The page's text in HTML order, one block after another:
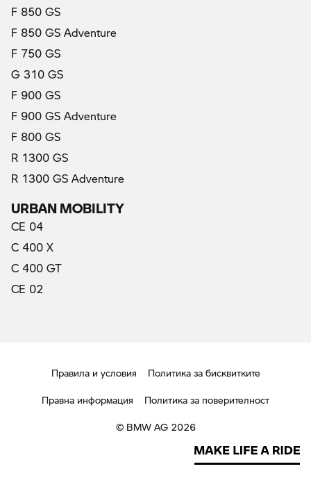
F 850 GS
F 850 GS Adventure
F 750 GS
G 310 GS
F 900 GS
F 900 GS Adventure
F 800 GS
R 1300 GS
R 1300 GS Adventure
URBAN MOBILITY
CE 04
C 400 X
C 400 GT
CE 02
Правила и условия
Политика за бисквитките
Правна информация
Политика за поверителност
© BMW AG 2026